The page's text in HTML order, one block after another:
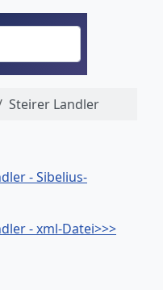
Steirer Landler
- Sibelius-
- xml-Datei>>>